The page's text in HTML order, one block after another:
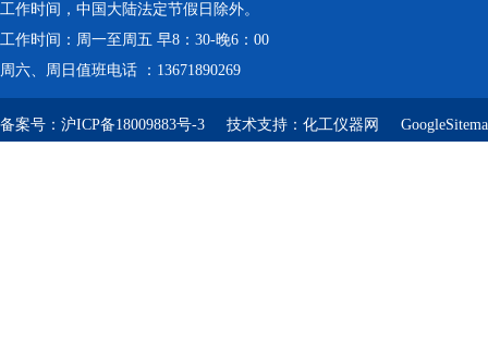
工作时间，中国大陆法定节假日除外。
工作时间：周一至周五 早8：30-晚6：00
周六、周日值班电话 ：13671890269
备案号： 沪ICP备18009883号-3 技术支持： 化工仪器网